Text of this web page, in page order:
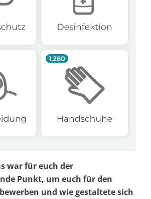
war für euch der
Punkt, um euch für den
und wie gestaltete sich